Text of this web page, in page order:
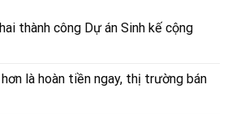
thành công Dự án Sinh kế cộng
là hoàn tiền ngay, thị trường bán